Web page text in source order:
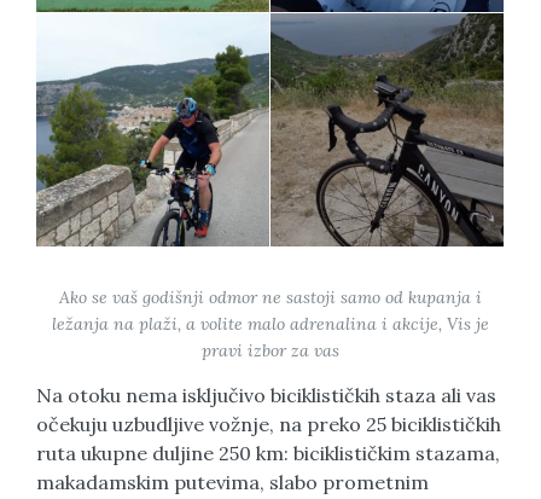
Ako se vaš godišnji odmor ne sastoji samo od kupanja i
ležanja na plaži, a volite malo adrenalina i akcije, Vis je
pravi izbor za vas
Na otoku nema isključivo biciklističkih staza ali vas
očekuju uzbudljive vožnje, na preko 25 biciklističkih
ruta ukupne duljine 250 km: biciklističkim stazama,
makadamskim putevima, slabo prometnim